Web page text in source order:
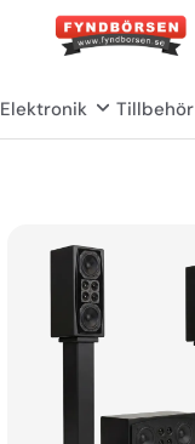
Elektronik Tillbehör